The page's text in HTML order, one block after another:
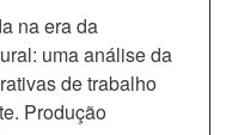
na era da
uma análise da
de trabalho
Produção